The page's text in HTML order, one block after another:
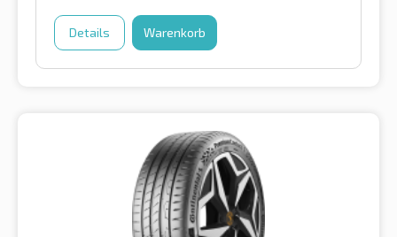
Details Warenkorb